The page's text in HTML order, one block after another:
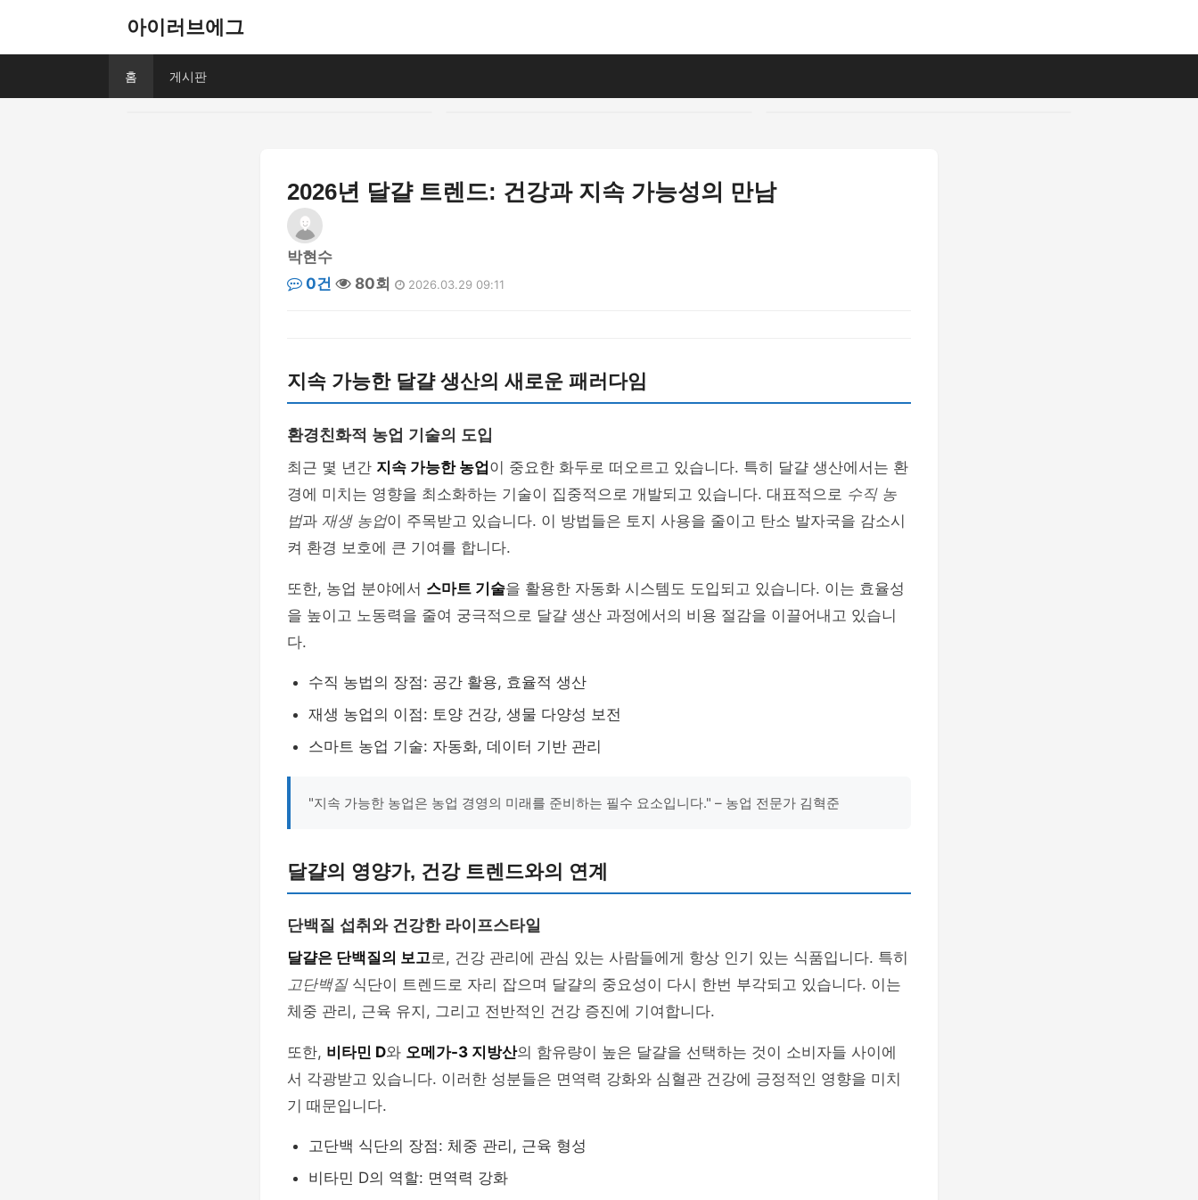
아이러브에그
홈 게시판
2026년 달걀 트렌드: 건강과 지속 가능성의 만남
박현수
0건
80회 2026.03.29 09:11
지속 가능한 달걀 생산의 새로운 패러다임
환경친화적 농업 기술의 도입
최근 몇 년간 지속 가능한 농업 이 중요한 화두로 떠오르고 있습니다. 특히 달걀 생산에서는 환
경에 미치는 영향을 최소화하는 기술이 집중적으로 개발되고 있습니다. 대표적으로 수직 농
법과 재생 농업이 주목받고 있습니다. 이 방법들은 토지 사용을 줄이고 탄소 발자국을 감소시
켜 환경 보호에 큰 기여를 합니다.
또한, 농업 분야에서 스마트 기술을 활용한 자동화 시스템도 도입되고 있습니다. 이는 효율성
을 높이고 노동력을 줄여 궁극적으로 달걀 생산 과정에서의 비용 절감을 이끌어내고 있습니
다.
수직 농법의 장점: 공간 활용, 효율적 생산
재생 농업의 이점: 토양 건강, 생물 다양성 보전
스마트 농업 기술: 자동화, 데이터 기반 관리
"지속 가능한 농업은 농업 경영의 미래를 준비하는 필수 요소입니다." – 농업 전문가 김혁준
달걀의 영양가, 건강 트렌드와의 연계
단백질 섭취와 건강한 라이프스타일
달걀은 단백질의 보고로, 건강 관리에 관심 있는 사람들에게 항상 인기 있는 식품입니다. 특히
고단백질식단이 트렌드로 자리 잡으며 달걀의 중요성이 다시 한번 부각되고 있습니다. 이는
체중 관리, 근육 유지, 그리고 전반적인 건강 증진에 기여합니다.
또한, 비타민 D와 오메가-3 지방산의 함유량이 높은 달걀을 선택하는 것이 소비자들 사이에
서 각광받고 있습니다. 이러한 성분들은 면역력 강화와 심혈관 건강에 긍정적인 영향을 미치
기 때문입니다.
고단백 식단의 장점: 체중 관리, 근육 형성
비타민 D의 역할: 면역력 강화